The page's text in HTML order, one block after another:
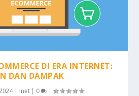
DI ERA INTERNET:
DAN DAMPAK
| Inet | 0 |